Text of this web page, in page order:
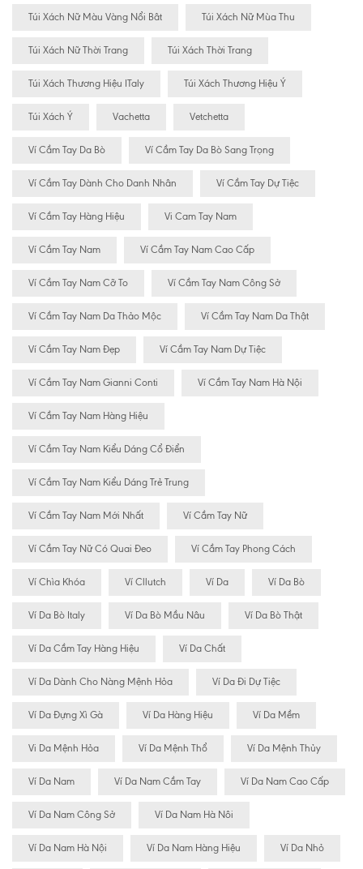
Túi Xách Nữ Màu Vàng Nổi Bât Túi Xách Nữ Mùa Thu
Túi Xách Nữ Thời Trang Túi Xách Thời Trang
Túi Xách Thương Hiệu ITaly Túi Xách Thương Hiệu Ý
Túi Xách Ý Vachetta Vetchetta
Ví Cầm Tay Da Bò Ví Cầm Tay Da Bò Sang Trọng
Ví Cầm Tay Dành Cho Danh Nhân Ví Cầm Tay Dự Tiệc
Ví Cầm Tay Hàng Hiệu Vi Cam Tay Nam
Ví Cầm Tay Nam Ví Cầm Tay Nam Cao Cấp
Ví Cầm Tay Nam Cỡ To Ví Cầm Tay Nam Công Sở
Ví Cầm Tay Nam Da Thảo Mộc Ví Cầm Tay Nam Da Thật
Ví Cầm Tay Nam Đẹp Ví Cầm Tay Nam Dự Tiệc
Ví Cầm Tay Nam Gianni Conti Ví Cầm Tay Nam Hà Nội
Ví Cầm Tay Nam Hàng Hiệu
Ví Cầm Tay Nam Kiểu Dáng Cổ Điển
Ví Cầm Tay Nam Kiểu Dáng Trẻ Trung
Ví Cầm Tay Nam Mới Nhất Ví Cầm Tay Nữ
Ví Cầm Tay Nữ Có Quai Đeo Ví Cầm Tay Phong Cách
Ví Chìa Khóa Ví Cllutch Ví Da Ví Da Bò
Ví Da Bò Italy Ví Da Bò Mầu Nâu Ví Da Bò Thật
Ví Da Cầm Tay Hàng Hiệu Ví Da Chất
Ví Da Dành Cho Nàng Mệnh Hỏa Ví Da Đi Dự Tiệc
Ví Da Đựng Xì Gà Ví Da Hàng Hiệu Ví Da Mềm
Vi Da Mệnh Hỏa Ví Da Mệnh Thổ Ví Da Mệnh Thủy
Ví Da Nam Ví Da Nam Cầm Tay Ví Da Nam Cao Cấp
Ví Da Nam Công Sở Ví Da Nam Hà Nôi
Ví Da Nam Hà Nội Ví Da Nam Hàng Hiệu Ví Da Nhỏ